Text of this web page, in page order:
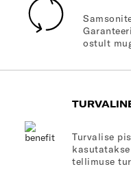
ostult
Turvalise
tellimuse